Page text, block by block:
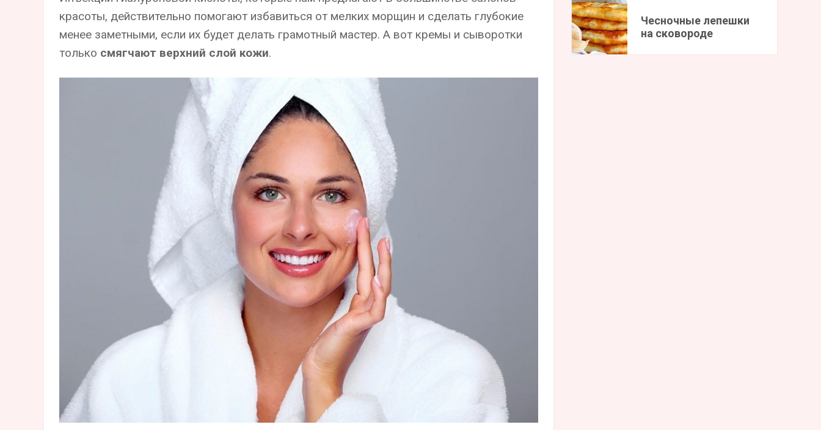
красоты, действительно помогают избавиться от мелких морщин и сделать глубокие
менее заметными, если их будет делать грамотный мастер. А вот кремы и сыворотки
только смягчают верхний слой кожи.
Чесночные лепешки
на сковороде